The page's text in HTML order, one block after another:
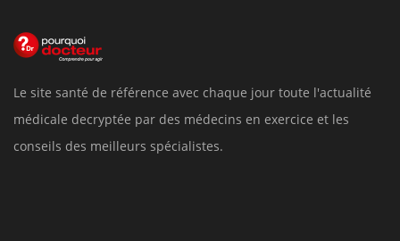
Le site santé de référence avec chaque jour toute l'actualité
médicale decryptée par des médecins en exercice et les
conseils des meilleurs spécialistes.